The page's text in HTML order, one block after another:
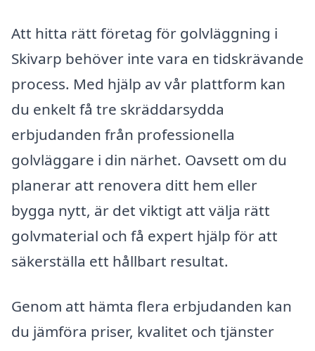
Att hitta rätt företag för golvläggning i
Skivarp behöver inte vara en tidskrävande
process. Med hjälp av vår plattform kan
du enkelt få tre skräddarsydda
erbjudanden från professionella
golvläggare i din närhet. Oavsett om du
planerar att renovera ditt hem eller
bygga nytt, är det viktigt att välja rätt
golvmaterial och få expert hjälp för att
säkerställa ett hållbart resultat.
Genom att hämta flera erbjudanden kan
du jämföra priser, kvalitet och tjänster